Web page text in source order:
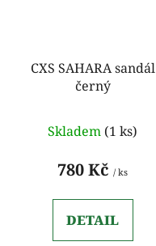
CXS SAHARA sandál
černý
Skladem (1 ks)
780 Kč / ks
DETAIL